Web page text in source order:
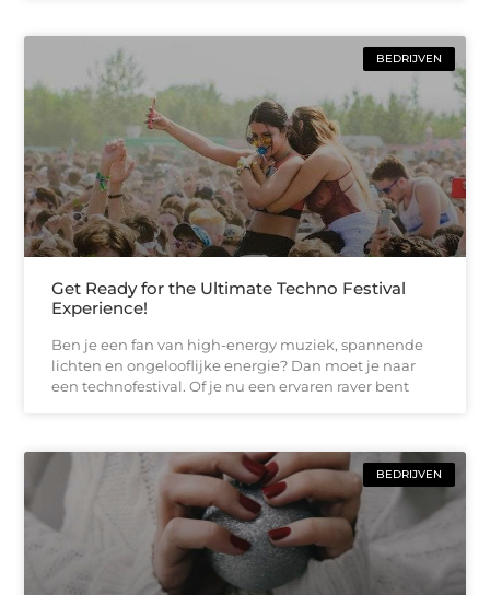
BEDRIJVEN
Get Ready for the Ultimate Techno Festival
Experience!
Ben je een fan van high-energy muziek, spannende
lichten en ongelooflijke energie? Dan moet je naar
een technofestival. Of je nu een ervaren raver bent
BEDRIJVEN